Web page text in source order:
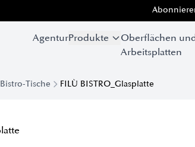
AgenturProdukte
Oberflächen
Arbeitsplatten
Bistro-Tische FILÙ BISTRO_Glasplatte